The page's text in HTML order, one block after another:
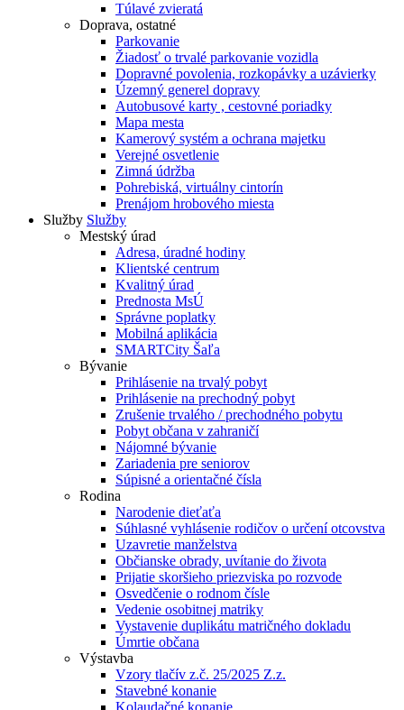
Túlavé zvieratá
Doprava, ostatné
Parkovanie
Žiadosť o trvalé parkovanie vozidla
Dopravné povolenia, rozkopávky a uzávierky
Územný generel dopravy
Autobusové karty , cestovné poriadky
Mapa mesta
Kamerový systém a ochrana majetku
Verejné osvetlenie
Zimná údržba
Pohrebiská, virtuálny cintorín
Prenájom hrobového miesta
Služby Služby
Mestský úrad
Adresa, úradné hodiny
Klientské centrum
Kvalitný úrad
Prednosta MsÚ
Správne poplatky
Mobilná aplikácia
SMARTCity Šaľa
Bývanie
Prihlásenie na trvalý pobyt
Prihlásenie na prechodný pobyt
Zrušenie trvalého / prechodného pobytu
Pobyt občana v zahraničí
Nájomné bývanie
Zariadenia pre seniorov
Súpisné a orientačné čísla
Rodina
Narodenie dieťaťa
Súhlasné vyhlásenie rodičov o určení otcovstva
Uzavretie manželstva
Občianske obrady, uvítanie do života
Prijatie skoršieho priezviska po rozvode
Osvedčenie o rodnom čísle
Vedenie osobitnej matriky
Vystavenie duplikátu matričného dokladu
Úmrtie občana
Výstavba
Vzory tlačív z.č. 25/2025 Z.z.
Stavebné konanie
Kolaudačné konanie